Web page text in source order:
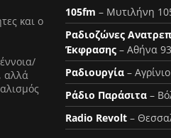
και ο
αλλά
105fm – Μυτιλήνη
Ραδιοζώνες
Έκφρασης – Αθήνα
Ραδιουργία –
Ράδιο Παράσιτα –
Radio Revolt –